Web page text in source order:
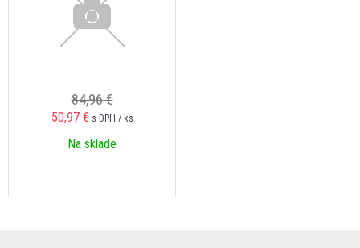
84,96 €
50,97 € s DPH / ks
Na sklade